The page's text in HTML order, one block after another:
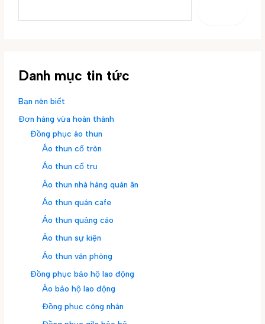
Danh mục tin tức
Bạn nên biết
Đơn hàng vừa hoàn thành
Đồng phục áo thun
Áo thun cổ tròn
Áo thun cổ trụ
Áo thun nhà hàng quán ăn
Áo thun quán cafe
Áo thun quảng cáo
Áo thun sự kiện
Áo thun văn phòng
Đồng phục bảo hộ lao động
Áo bảo hộ lao động
Đồng phục công nhân